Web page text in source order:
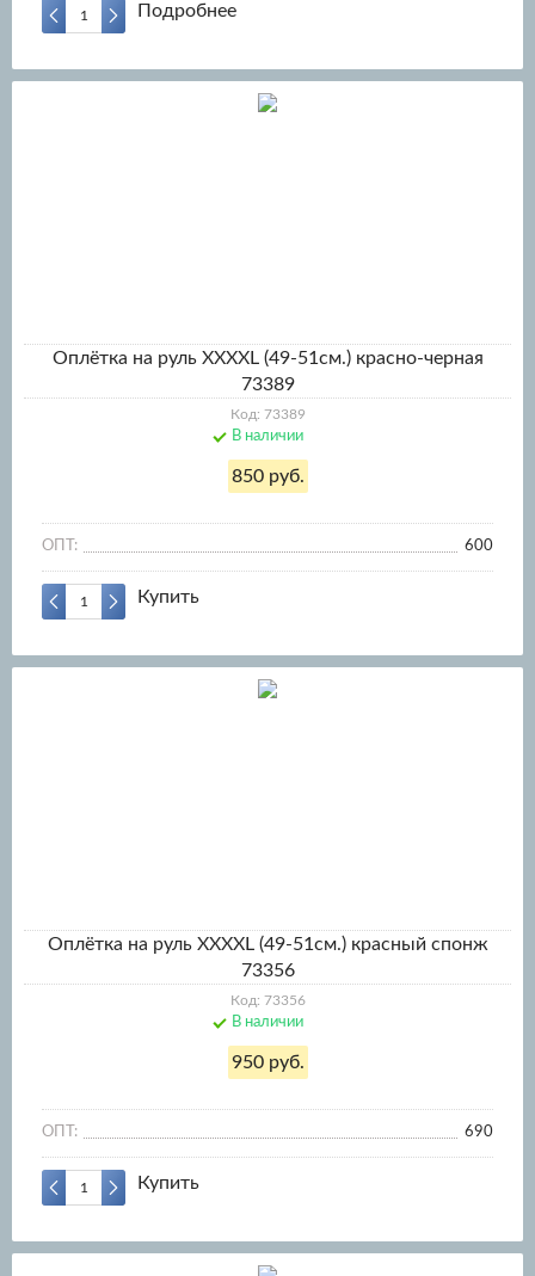
Подробнее
Оплётка на руль XXXXL (49-51см.) красно-черная
73389
Код: 73389
В наличии
850 руб.
ОПТ: 600
Купить
Оплётка на руль XXXXL (49-51см.) красный спонж
73356
Код: 73356
В наличии
950 руб.
ОПТ: 690
Купить